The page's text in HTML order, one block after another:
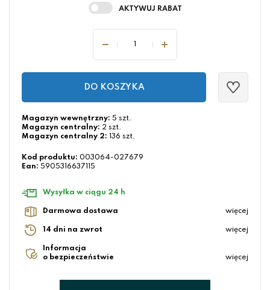
DO KOSZYKA
Magazyn wewnętrzny: 5 szt.
Magazyn centralny: 2 szt.
Magazyn centralny 2: 136 szt.
Kod produktu: 003064-027679
Ean: 5905316637115
Wysyłka w ciągu 24 h
Darmowa dostawa więcej
14 dni na zwrot więcej
Informacja
o bezpieczeństwie
więcej